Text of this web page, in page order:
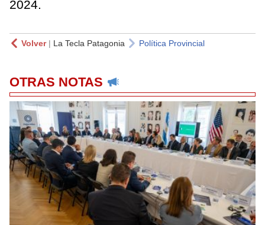
2024.
Volver| La Tecla Patagonia Política Provincial
OTRAS NOTAS